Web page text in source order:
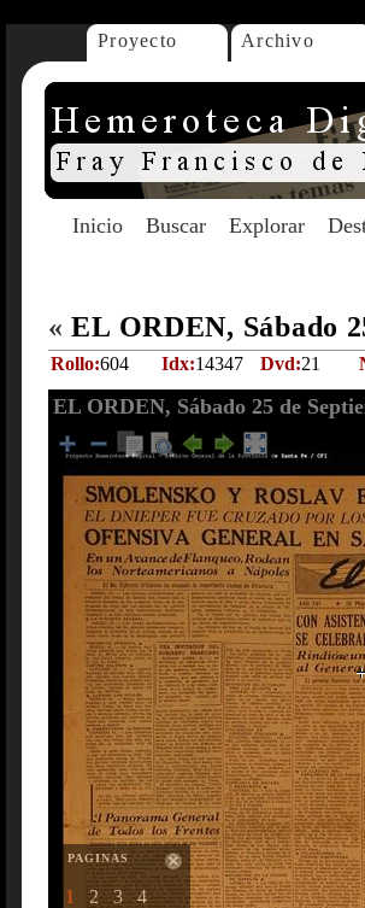
Proyecto Archivo
Inicio Buscar Explorar
« EL ORDEN, Sábado
Rollo:604 Idx:14347 Dvd:21
EL ORDEN, Sábado 25 de
PAGINAS
1 2 3 4